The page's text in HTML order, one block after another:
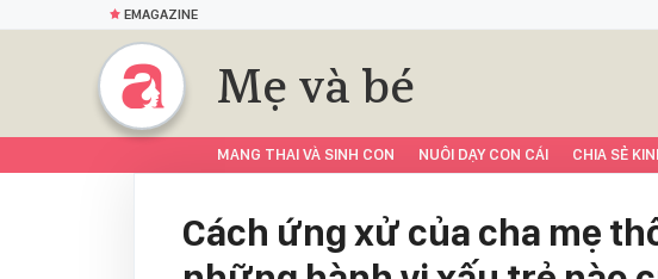
EMAGAZINE
Mẹ và bé
MANG THAI VÀ SINH CON NUÔI DẠY CON CÁI CHIA SẺ
Cách ứng xử của cha mẹ